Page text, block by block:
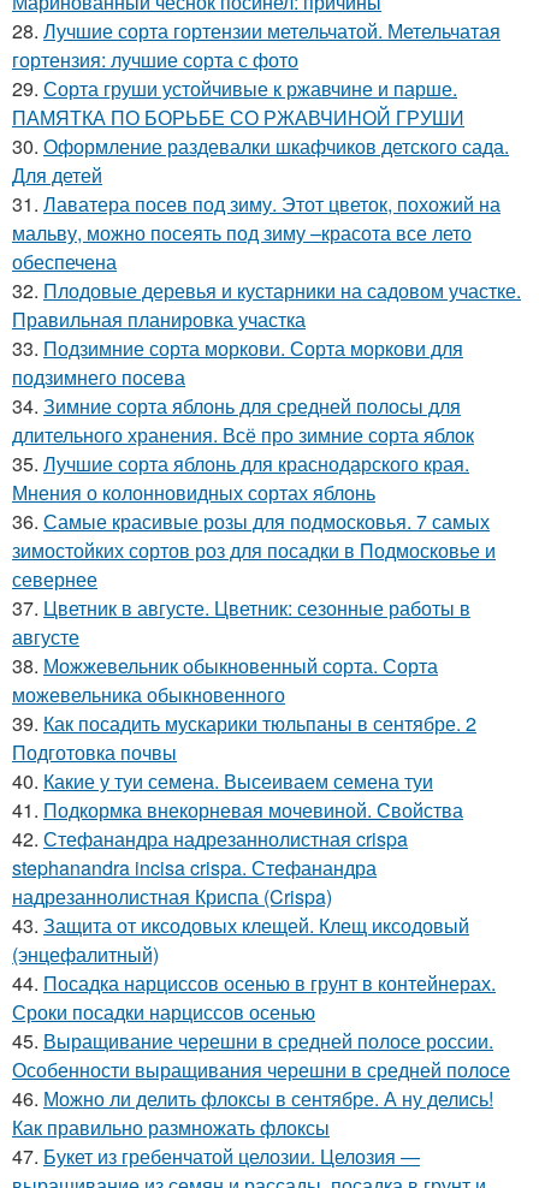
28. Лучшие сорта гортензии метельчатой. Метельчатая
гортензия: лучшие сорта с фото
29. Сорта груши устойчивые к ржавчине и парше.
ПАМЯТКА ПО БОРЬБЕ СО РЖАВЧИНОЙ ГРУШИ
30. Оформление раздевалки шкафчиков детского сада.
Для детей
31. Лаватера посев под зиму. Этот цветок, похожий на
мальву, можно посеять под зиму –красота все лето
обеспечена
32. Плодовые деревья и кустарники на садовом участке.
Правильная планировка участка
33. Подзимние сорта моркови. Сорта моркови для
подзимнего посева
34. Зимние сорта яблонь для средней полосы для
длительного хранения. Всё про зимние сорта яблок
35. Лучшие сорта яблонь для краснодарского края.
Мнения о колонновидных сортах яблонь
36. Самые красивые розы для подмосковья. 7 самых
зимостойких сортов роз для посадки в Подмосковье и
севернее
37. Цветник в августе. Цветник: сезонные работы в
августе
38. Можжевельник обыкновенный сорта. Сорта
можевельника обыкновенного
39. Как посадить мускарики тюльпаны в сентябре. 2
Подготовка почвы
40. Какие у туи семена. Высеиваем семена туи
41. Подкормка внекорневая мочевиной. Свойства
42. Стефанандра надрезаннолистная crispa
stephanandra incisa crispa. Стефанандра
надрезаннолистная Криспа (Crispa)
43. Защита от иксодовых клещей. Клещ иксодовый
(энцефалитный)
44. Посадка нарциссов осенью в грунт в контейнерах.
Сроки посадки нарциссов осенью
45. Выращивание черешни в средней полосе россии.
Особенности выращивания черешни в средней полосе
46. Можно ли делить флоксы в сентябре. А ну делись!
Как правильно размножать флоксы
47. Букет из гребенчатой целозии. Целозия —